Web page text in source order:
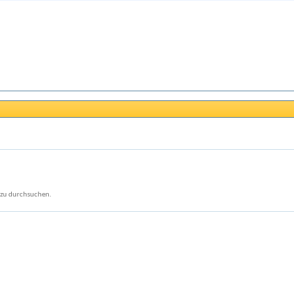
durchsuchen.